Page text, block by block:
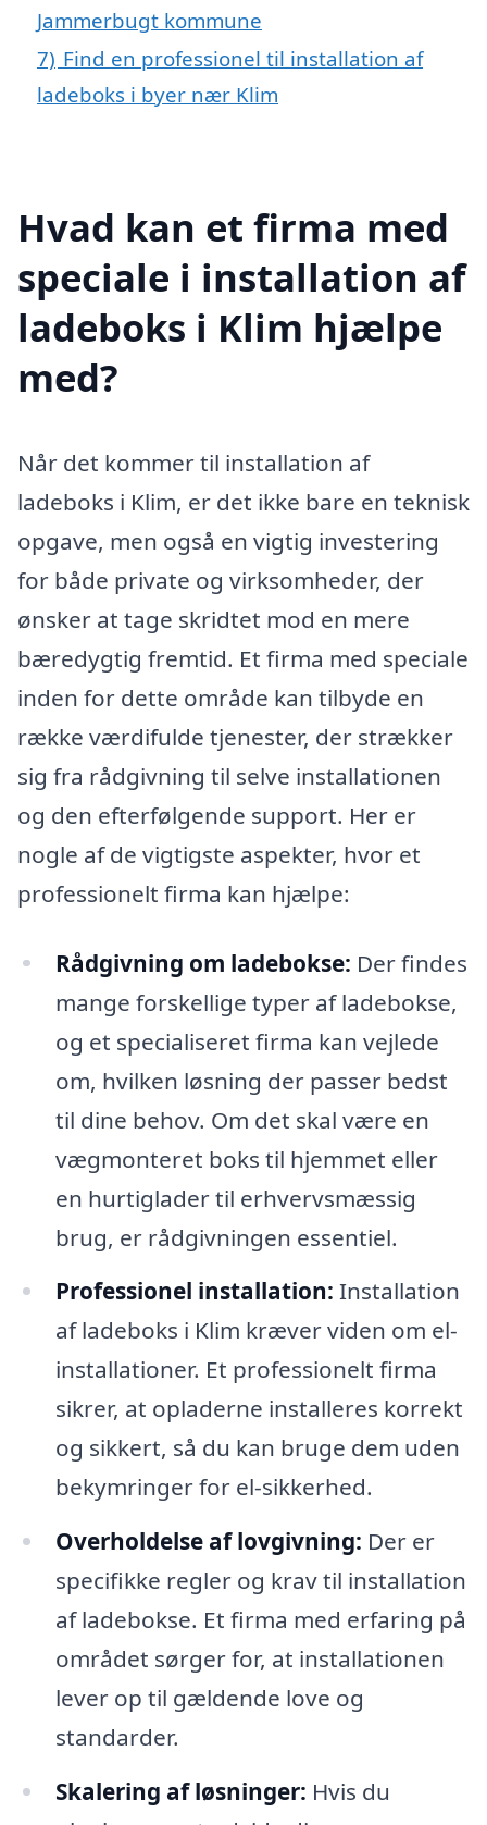
Jammerbugt kommune
7) Find en professionel til installation af
ladeboks i byer nær Klim
Hvad kan et firma med
speciale i installation af
ladeboks i Klim hjælpe
med?
Når det kommer til installation af
ladeboks i Klim, er det ikke bare en teknisk
opgave, men også en vigtig investering
for både private og virksomheder, der
ønsker at tage skridtet mod en mere
bæredygtig fremtid. Et firma med speciale
inden for dette område kan tilbyde en
række værdifulde tjenester, der strækker
sig fra rådgivning til selve installationen
og den efterfølgende support. Her er
nogle af de vigtigste aspekter, hvor et
professionelt firma kan hjælpe:
Rådgivning om ladebokse: Der findes
mange forskellige typer af ladebokse,
og et specialiseret firma kan vejlede
om, hvilken løsning der passer bedst
til dine behov. Om det skal være en
vægmonteret boks til hjemmet eller
en hurtiglader til erhvervsmæssig
brug, er rådgivningen essentiel.
Professionel installation: Installation
af ladeboks i Klim kræver viden om el-
installationer. Et professionelt firma
sikrer, at opladerne installeres korrekt
og sikkert, så du kan bruge dem uden
bekymringer for el-sikkerhed.
Overholdelse af lovgivning: Der er
specifikke regler og krav til installation
af ladebokse. Et firma med erfaring på
området sørger for, at installationen
lever op til gældende love og
standarder.
Skalering af løsninger: Hvis du